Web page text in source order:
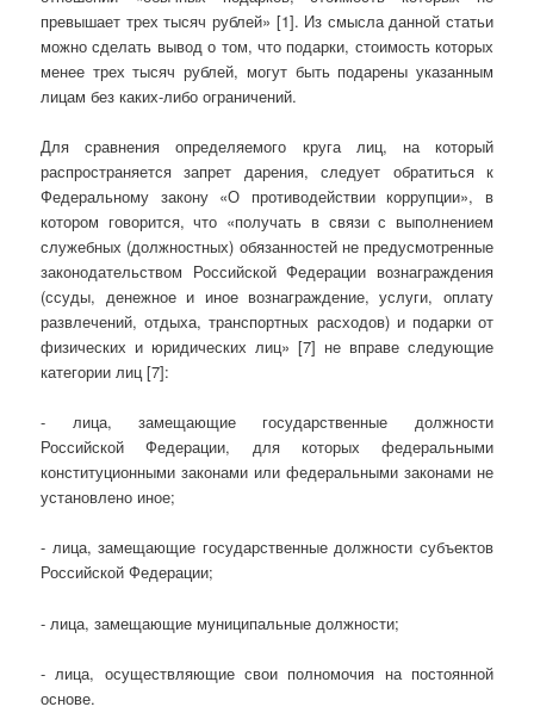
превышает трех тысяч рублей» [1]. Из смысла данной статьи
можно сделать вывод о том, что подарки, стоимость которых
менее трех тысяч рублей, могут быть подарены указанным
лицам без каких-либо ограничений.
Для сравнения определяемого круга лиц, на который
распространяется запрет дарения, следует обратиться к
Федеральному закону «О противодействии коррупции», в
котором говорится, что «получать в связи с выполнением
служебных (должностных) обязанностей не предусмотренные
законодательством Российской Федерации вознаграждения
(ссуды, денежное и иное вознаграждение, услуги, оплату
развлечений, отдыха, транспортных расходов) и подарки от
физических и юридических лиц» [7] не вправе следующие
категории лиц [7]:
- лица, замещающие государственные должности
Российской Федерации, для которых федеральными
конституционными законами или федеральными законами не
установлено иное;
- лица, замещающие государственные должности субъектов
Российской Федерации;
- лица, замещающие муниципальные должности;
- лица, осуществляющие свои полномочия на постоянной
основе.